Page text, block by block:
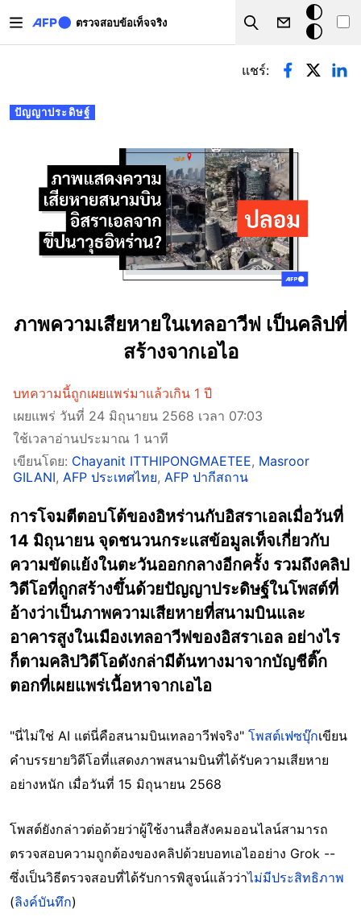
ตรวจสอบข้อเท็จจริง
Search
โหมด
มืด
Primary tabs
ปัญญาประดิษฐ์
แชร์:
ภาพความเสียหายในเทลอาวีฟ เป็นคลิปที่
สร้างจากเอไอ
บทความนี้ถูกเผยแพร่มาแล้วเกิน 1 ปี
เผยแพร่ วันที่ 24 มิถุนายน 2568 เวลา 07:03
ใช้เวลาอ่านประมาณ 1 นาที
เขียนโดย: Chayanit ITTHIPONGMAETEE, Masroor
GILANI, AFP ประเทศไทย, AFP ปากีสถาน
การโจมตีตอบโต้ของอิหร่านกับอิสราเอลเมื่อวันที่
14 มิถุนายน จุดชนวนกระแสข้อมูลเท็จเกี่ยวกับ
ความขัดแย้งในตะวันออกกลางอีกครั้ง รวมถึงคลิป
วิดีโอที่ถูกสร้างขึ้นด้วยปัญญาประดิษฐ์ในโพสต์ที่
อ้างว่าเป็นภาพความเสียหายที่สนามบินและ
อาคารสูงในเมืองเทลอาวีฟของอิสราเอล อย่างไร
ก็ตามคลิปวิดีโอดังกล่ามีต้นทางมาจากบัญชีติ๊ก
ตอกที่เผยแพร่เนื้อหาจากเอไอ
"นี่ไม่ใช่ AI แต่นี่คือสนามบินเทลอาวีฟจริง" โพสต์เฟซบุ๊กเขียน
คำบรรยายวิดีโอที่แสดงภาพสนามบินที่ได้รับความเสียหาย
อย่างหนัก เมื่อวันที่ 15 มิถุนายน 2568
โพสต์ยังกล่าวต่อด้วยว่าผู้ใช้งานสื่อสังคมออนไลน์สามารถ
ตรวจสอบความถูกต้องของคลิปด้วยบอทเอไออย่าง Grok --
ซึ่งเป็นวิธีตรวจสอบที่ได้รับการพิสูจน์แล้วว่าไม่มีประสิทธิภาพ
(ลิงค์บันทึก)